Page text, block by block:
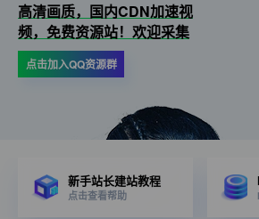
高清画质，国内CDN加速视
频，免费资源站！欢迎采集
点击加入QQ资源群
新手站长建站教程
点击查看帮助